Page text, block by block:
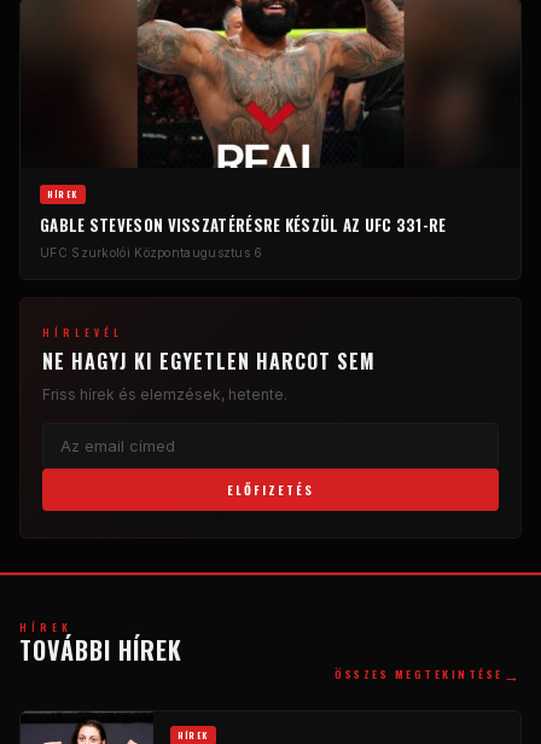
HÍREK
GABLE STEVESON VISSZATÉRÉSRE KÉSZÜL AZ UFC 331-RE
UFC Szurkolói Központaugusztus 6
HÍRLEVÉL
NE HAGYJ KI EGYETLEN HARCOT SEM
Friss hírek és elemzések, hetente.
ELŐFIZETÉS
HÍREK
TOVÁBBI HÍREK
ÖSSZES MEGTEKINTÉSE →
HÍREK